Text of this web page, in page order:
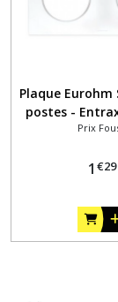
Plaque Eurohm
postes -
Blanc
Prix
1 €29